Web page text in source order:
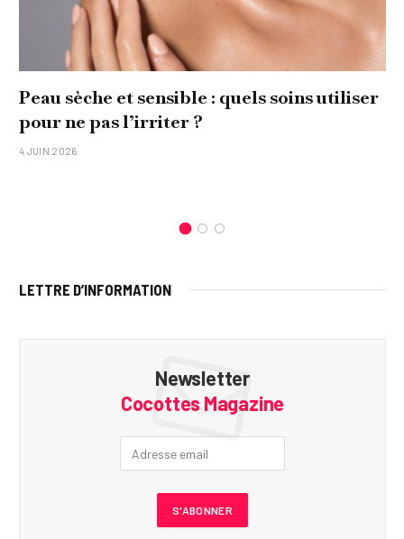
Peau sèche et sensible : quels soins utiliser
pour ne pas l’irriter ?
4 JUIN 2026
LETTRE D’INFORMATION
Newsletter
Cocottes Magazine